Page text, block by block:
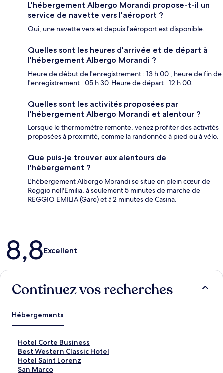
L'hébergement Albergo Morandi propose-t-il un
service de navette vers l'aéroport ?
Oui, une navette vers et depuis l'aéroport est disponible.
Quelles sont les heures d'arrivée et de départ à
l'hébergement Albergo Morandi ?
Heure de début de l'enregistrement : 13 h 00 ; heure de fin de
l'enregistrement : 05 h 30. Heure de départ : 12 h 00.
Quelles sont les activités proposées par
l'hébergement Albergo Morandi et alentour ?
Lorsque le thermomètre remonte, venez profiter des activités
proposées à proximité, comme la randonnée à pied ou à vélo.
Que puis-je trouver aux alentours de
l'hébergement ?
L'hébergement Albergo Morandi se situe en plein cœur de
Reggio nell'Emilia, à seulement 5 minutes de marche de
REGGIO EMILIA (Gare) et à 2 minutes de Casina.
Avis
8,8Excellent
Continuez vos recherches
Hébergements
Hotel Corte Business
L
i
e
n
Best Western Classic Hotel
L
i
e
Hotel Saint Lorenz
L
iSan Marco
L